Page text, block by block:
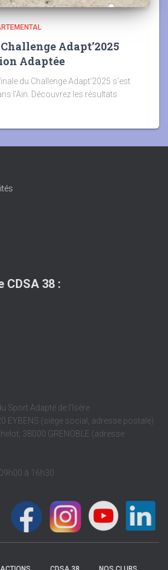
Adapt’2025
Adaptée
du Challenge Adapt'2025 s'est
l'Ain. Découvrez les résultats
CDSA 38 :
Sport Adapté de l'Isère
EYBENS (siège social, adresse postale)
38000 GRENOBLE (adresse
à 16h30